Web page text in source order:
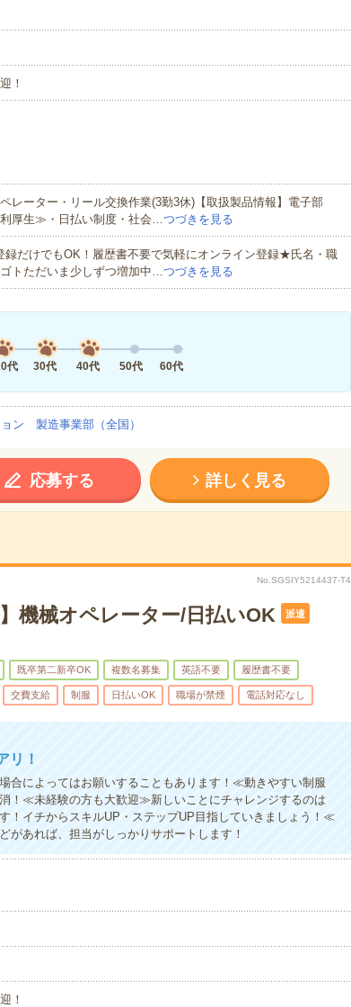
！
レーター・リール交換作業(3勤3休)【取扱製品情報】電子部
厚生≫・日払い制度・社会…つづきを見る
だけでもOK！履歴書不要で気軽にオンライン登録★氏名・職
トただいま少しずつ増加中…つづきを見る
代
30代 40代 50代 60代
ン 製造事業部（全国）
応募する 詳しく見る
No.SGSIY5214437-T4
機械オペレーター/日払いOK 派遣
既卒第二新卒OK 複数名募集 英語不要 履歴書不要
交費支給 制服 日払いOK 職場が禁煙 電話対応なし
リ！
によってはお願いすることもあります！≪動きやすい制服
！≪未経験の方も大歓迎≫新しいことにチャレンジするのは
！イチからスキルUP・ステップUP目指していきましょう！≪
あれば、担当がしっかりサポートします！
！